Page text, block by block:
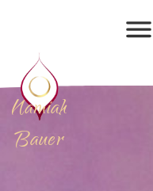
Namiah
Bauer